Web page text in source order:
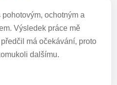
ochotným a
Výsledek práce mě
má očekávání, proto
dalšímu.